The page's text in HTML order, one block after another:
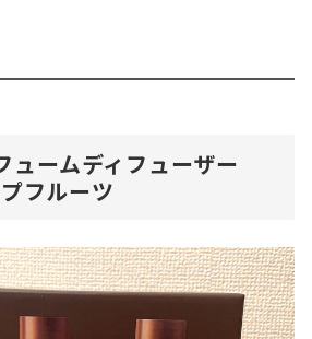
ュームディフューザー
フルーツ